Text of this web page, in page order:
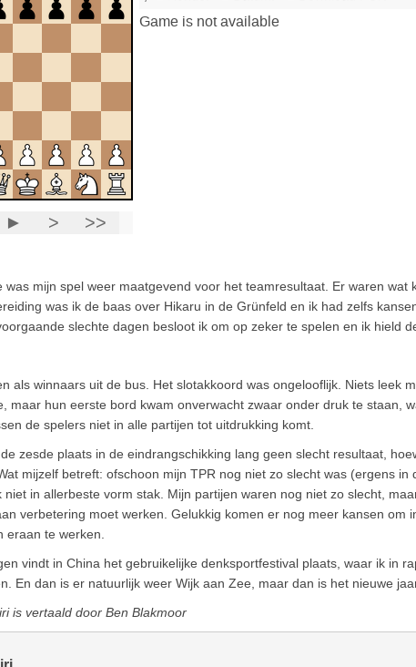
was mijn spel weer maatgevend voor het teamresultaat. Er waren wat
was ik de baas over Hikaru in de Grünfeld en ik had zelfs
slechte dagen besloot ik om op zeker te spelen en ik hield
als winnaars uit de bus. Het slotakkoord was ongelooflijk. Niets leek
maar hun eerste bord kwam onverwacht zwaar onder druk te staan,
de spelers niet in alle partijen tot uitdrukking komt.
zesde plaats in de eindrangschikking lang geen slecht resultaat,
mijzelf betreft: ofschoon mijn TPR nog niet zo slecht was (ergens
niet in allerbeste vorm stak. Mijn partijen waren nog niet zo slecht,
verbetering moet werken. Gelukkig komen er nog meer kansen om
eraan te werken.
vindt in China het gebruikelijke denksportfestival plaats, waar ik in
En dan is er natuurlijk weer Wijk aan Zee, maar dan is het nieuwe
is vertaald door Ben Blakmoor